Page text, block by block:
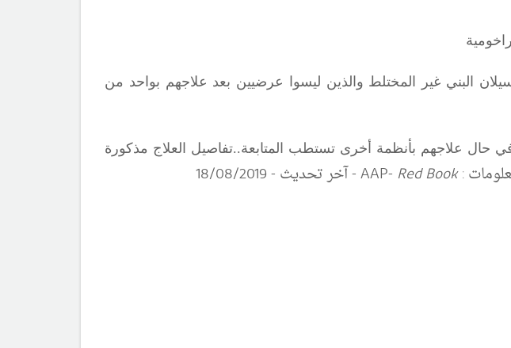
البني غير المختلط والذين ليسوا عرضيين بعد علاجهم بواحد من
في حال علاجهم بأنظمة أخرى تستطب المتابعة..تفاصيل العلاج مذكورة
:
AAP- Red Book
-آخر تحديث - 8/08/2019